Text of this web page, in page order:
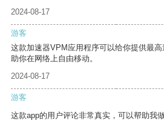
2024-08-17
游客
这款加速器VPM应用程序可以给你提供最
助你在网络上自由移动。
2024-08-17
游客
这款app的用户评论非常真实，可以帮助我